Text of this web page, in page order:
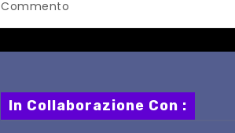
internazionale”
Commento
In Collaborazione Con :